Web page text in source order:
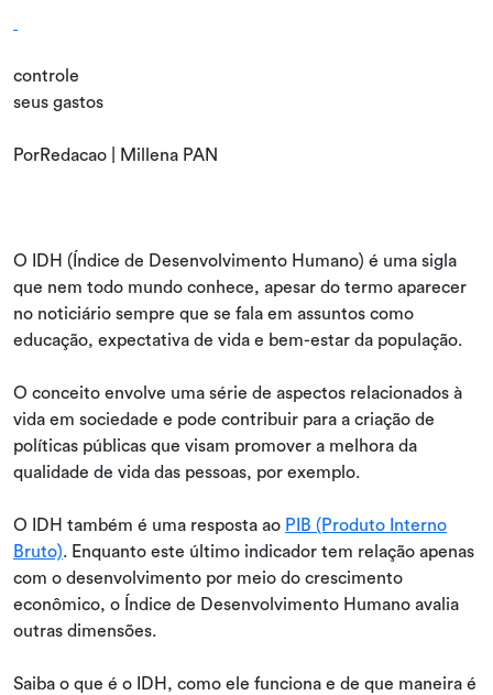
controle
seus gastos
PorRedacao | Millena PAN
O IDH (Índice de Desenvolvimento Humano) é uma sigla
que nem todo mundo conhece, apesar do termo aparecer
no noticiário sempre que se fala em assuntos como
educação, expectativa de vida e bem-estar da população.
O conceito envolve uma série de aspectos relacionados à
vida em sociedade e pode contribuir para a criação de
políticas públicas que visam promover a melhora da
qualidade de vida das pessoas, por exemplo.
O IDH também é uma resposta ao PIB (Produto Interno
Bruto). Enquanto este último indicador tem relação apenas
com o desenvolvimento por meio do crescimento
econômico, o Índice de Desenvolvimento Humano avalia
outras dimensões.
Saiba o que é o IDH, como ele funciona e de que maneira é